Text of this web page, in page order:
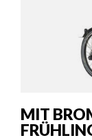
MIT